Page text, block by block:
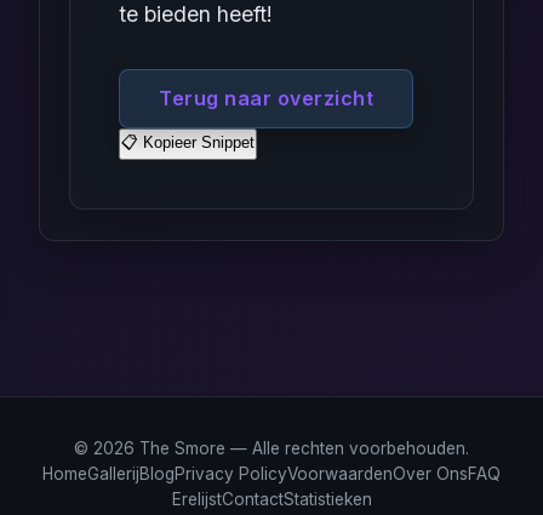
te bieden heeft!
Terug naar overzicht
📋 Kopieer Snippet
© 2026 The Smore — Alle rechten voorbehouden.
HomeGallerijBlogPrivacy PolicyVoorwaardenOver OnsFAQ
ErelijstContactStatistieken